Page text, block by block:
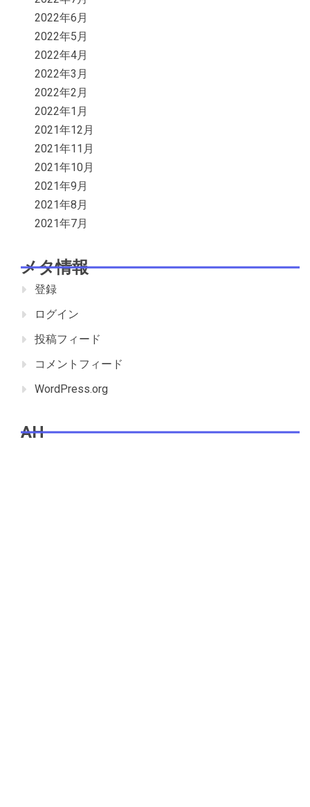
2022年6月
2022年5月
2022年4月
2022年3月
2022年2月
2022年1月
2021年12月
2021年11月
2021年10月
2021年9月
2021年8月
2021年7月
メタ情報
登録
ログイン
投稿フィード
コメントフィード
WordPress.org
AH